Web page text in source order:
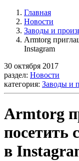
Главная
Новости
Заводы и
Armtorg
Instagram
30 октября 2017
раздел: Новости
категория: Заводы и
Armtorg
посетить
в